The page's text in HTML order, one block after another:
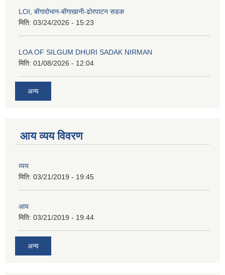
LOI, बोंगादोभान-बोंगाखानी-ढोरपाटन सडक
मिति: 03/24/2026 - 15:23
LOA OF SILGUM DHURI SADAK NIRMAN
मिति: 01/08/2026 - 12:04
अन्य
आय व्यय विवरण
व्यय
मिति: 03/21/2019 - 19:45
आय
मिति: 03/21/2019 - 19:44
अन्य